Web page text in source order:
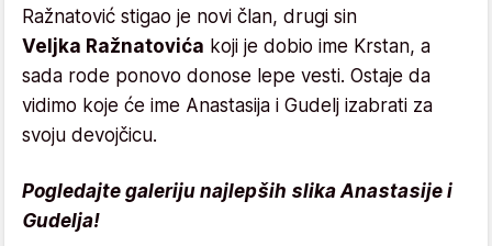
Ražnatović stigao je novi član, drugi sin
Veljka Ražnatovića koji je dobio ime Krstan, a
sada rode ponovo donose lepe vesti. Ostaje da
vidimo koje će ime Anastasija i Gudelj izabrati za
svoju devojčicu.
Pogledajte galeriju najlepših slika Anastasije i
Gudelja!